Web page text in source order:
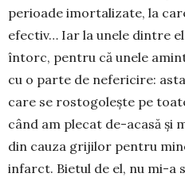
perioade imortalizate, la
efectiv… Iar la unele dintre
întorc, pentru că unele
cu o parte de nefericire:
care se rostogoleşte pe
când am plecat de-acasă şi
din cauza grijilor pentru
infarct. Bietul de el, nu mi-a